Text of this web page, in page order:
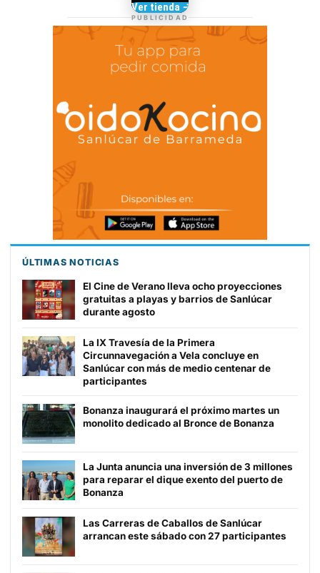
TIENDA DE
BARRAMEDIA
Camisetas de Sanlúcar
Ver tienda →
PUBLICIDAD
ÚLTIMAS NOTICIAS
El Cine de Verano lleva ocho proyecciones
gratuitas a playas y barrios de Sanlúcar
durante agosto
La IX Travesía de la Primera
Circunnavegación a Vela concluye en
Sanlúcar con más de medio centenar de
participantes
Bonanza inaugurará el próximo martes un
monolito dedicado al Bronce de Bonanza
La Junta anuncia una inversión de 3 millones
para reparar el dique exento del puerto de
Bonanza
Las Carreras de Caballos de Sanlúcar
arrancan este sábado con 27 participantes